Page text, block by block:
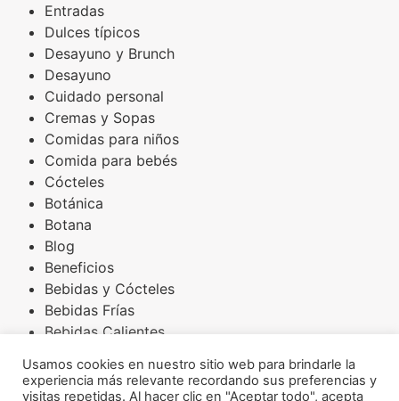
Entradas
Dulces típicos
Desayuno y Brunch
Desayuno
Cuidado personal
Cremas y Sopas
Comidas para niños
Comida para bebés
Cócteles
Botánica
Botana
Blog
Beneficios
Bebidas y Cócteles
Bebidas Frías
Bebidas Calientes
Arroces
Amaranto
Usamos cookies en nuestro sitio web para brindarle la
experiencia más relevante recordando sus preferencias y
visitas repetidas. Al hacer clic en "Aceptar todo", acepta